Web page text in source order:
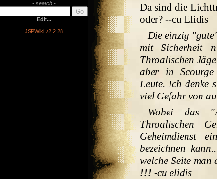
- search -
Edit...
JSPWiki v2.2.28
Da sind die
oder? --cu Elidis
Die einzig
mit Sicherheit
Throalischen
aber in Scourge
Leute. Ich denke
viel Gefahr von
Wobei das
Throalischen
Geheimdienst
bezeichnen
welche Seite
!!! -cu elidis